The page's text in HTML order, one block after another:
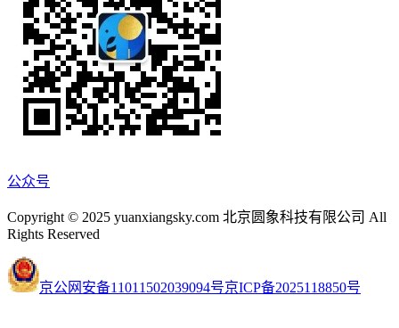
公众号
Copyright © 2025 yuanxiangsky.com 北京圆象科技有限公司 All
Rights Reserved
京公网安备11011502039094号京ICP备2025118850号